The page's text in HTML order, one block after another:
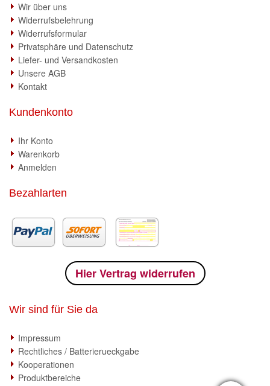
Wir über uns
Widerrufsbelehrung
Widerrufsformular
Privatsphäre und Datenschutz
Liefer- und Versandkosten
Unsere AGB
Kontakt
Kundenkonto
Ihr Konto
Warenkorb
Anmelden
Bezahlarten
Hier Vertrag widerrufen
Wir sind für Sie da
Impressum
Rechtliches / Batterierueckgabe
Kooperationen
Produktbereiche